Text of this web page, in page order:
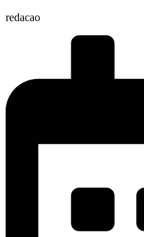
redacao